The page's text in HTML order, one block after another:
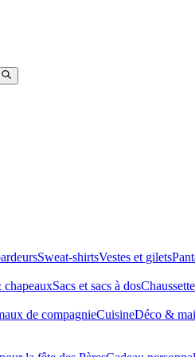
Sweat-shirtsVestes et gilets
chapeauxSacs et sacs à dos
de compagnieCuisineDéco &